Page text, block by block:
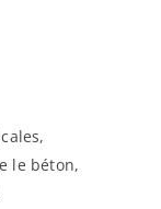
le béton,